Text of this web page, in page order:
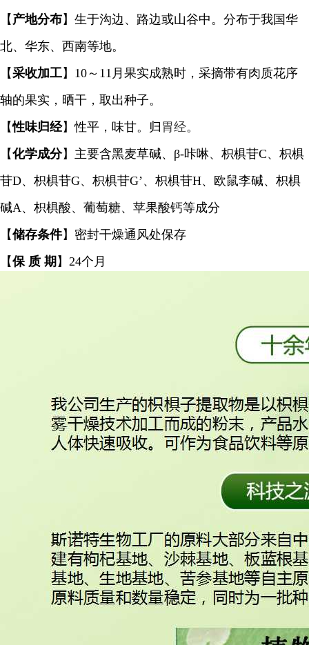
【 产地分布】生于沟边、路边或山谷中。分布于我国华
北、华东、西南等地。
【采收加工】10～11月果实成熟时，采摘带有肉质花序
轴的果实，晒干，取出种子。
【性味归经】性平，味甘。归 胃经。
【化学成分】主要含黑麦草碱、β-咔啉、枳椇苷C、枳椇
苷D、枳椇苷G、枳椇苷G’、枳椇苷H、欧鼠李碱、枳椇
碱A、枳椇酸、葡萄糖、苹果酸钙等成分
【储存条件】密封干燥通风处保存
【保 质 期 】 24个月